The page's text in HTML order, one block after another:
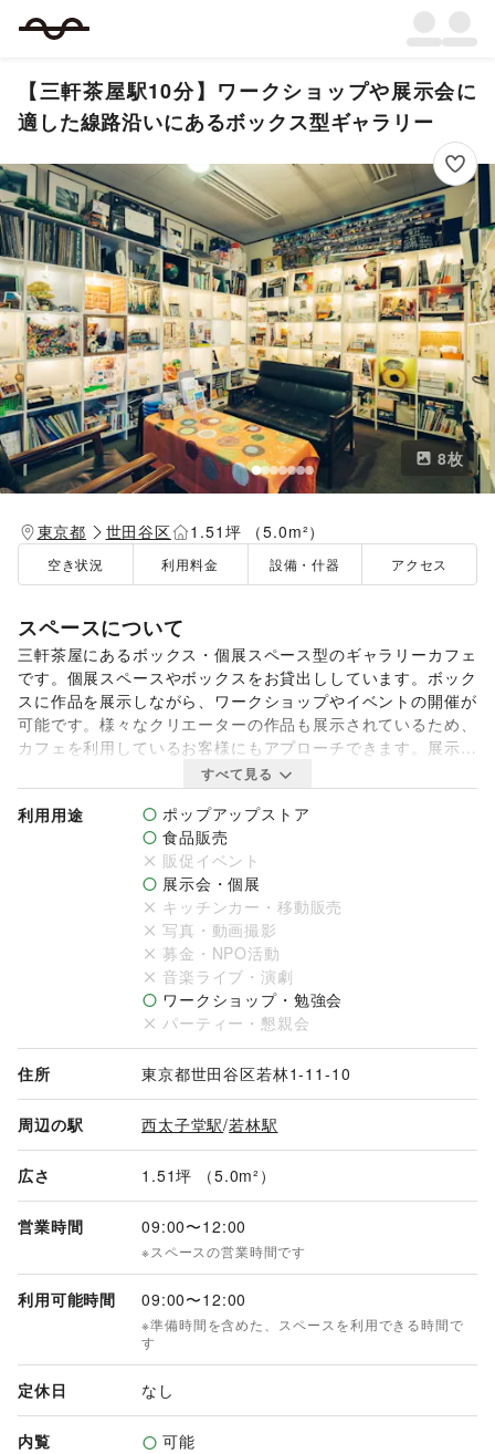
【三軒茶屋駅10分】ワークショップや展示会に
適した線路沿いにあるボックス型ギャラリー
8枚
東京都 世田谷区 1.51坪 （5.0m²）
空き状況 利用料金 設備・什器 アクセス
スペースについて
三軒茶屋にあるボックス・個展スペース型のギャラリーカフェ
です。個展スペースやボックスをお貸出ししています。ボック
スに作品を展示しながら、ワークショップやイベントの開催が
可能です。様々なクリエーターの作品も展示されているため、
カフェを利用しているお客様にもアプローチできます。展示販
若林駅より徒歩3分、西太子堂駅より徒歩5、三軒茶屋駅より
徒歩10分の踏切沿いにあるギャラリーカフェです。お店に入
ると、そこには10坪の大きさの個展スペース・様々な大きさ
のレンタルボックススペースに厳選された様々なクリエイター
様のアイテムが並んでいます。
そんなボックス・スペース型のギャラリーカフェで、ワークシ
ョップやイベントを行ってみませんか？これまでにも様々なク
リエイターのワークショップやイベントが行われました。スペ
ースは1日単位でお使いいただけます。
※ギャラリー営業中での利用となりますので、まずはお気軽に
企画をご相談ください。
【利用料金(税込)】
【利用時間】
すべて見る
利用用途
ポップアップストア
食品販売
販促イベント
展示会・個展
キッチンカー・移動販売
写真・動画撮影
募金・NPO活動
音楽ライブ・演劇
ワークショップ・勉強会
パーティー・懇親会
住所 東京都世田谷区若林1-11-10
周辺の駅 西太子堂駅/若林駅
広さ 1.51坪 （5.0m²）
営業時間 09:00〜12:00
※スペースの営業時間です
利用可能時間 09:00〜12:00
※準備時間を含めた、スペースを利用できる時間で
す
定休日 なし
内覧 可能